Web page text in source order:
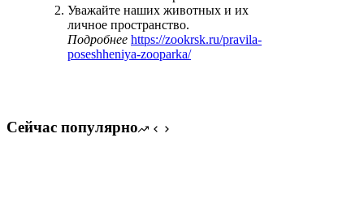
Уважайте наших животных и их
личное пространство.
Подробнее https://zookrsk.ru/pravila-
poseshheniya-zooparka/
Сейчас популярно